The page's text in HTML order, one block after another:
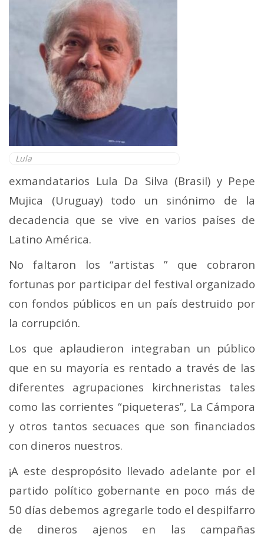
Lula
exmandatarios Lula Da Silva (Brasil) y Pepe
Mujica (Uruguay) todo un sinónimo de la
decadencia que se vive en varios países de
Latino América.
No faltaron los “artistas ” que cobraron
fortunas por participar del festival organizado
con fondos públicos en un país destruido por
la corrupción.
Los que aplaudieron integraban un público
que en su mayoría es rentado a través de las
diferentes agrupaciones kirchneristas tales
como las corrientes “piqueteras”, La Cámpora
y otros tantos secuaces que son financiados
con dineros nuestros.
¡A este despropósito llevado adelante por el
partido político gobernante en poco más de
50 días debemos agregarle todo el despilfarro
de dineros ajenos en las campañas